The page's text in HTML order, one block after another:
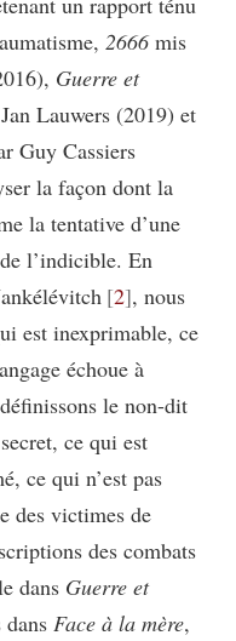
2666 mis
Guerre et
Lauwers (2019) et
Guy Cassiers
la façon dont la
la tentative d’une
l’indicible. En
2 , nous
est inexprimable, ce
échoue à
le non-dit
ce qui est
ce qui n’est pas
des victimes de
des combats
dans Guerre et
Face à la mère,